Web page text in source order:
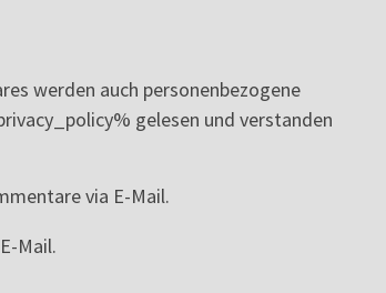
werden auch personenbezogene
gelesen und verstanden
via E-Mail.
Mail.